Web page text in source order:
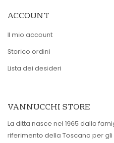
ACCOUNT
Il mio account
Storico ordini
Lista dei desideri
VANNUCCHI STORE
La ditta nasce nel 1965 dalla
riferimento della Toscana per